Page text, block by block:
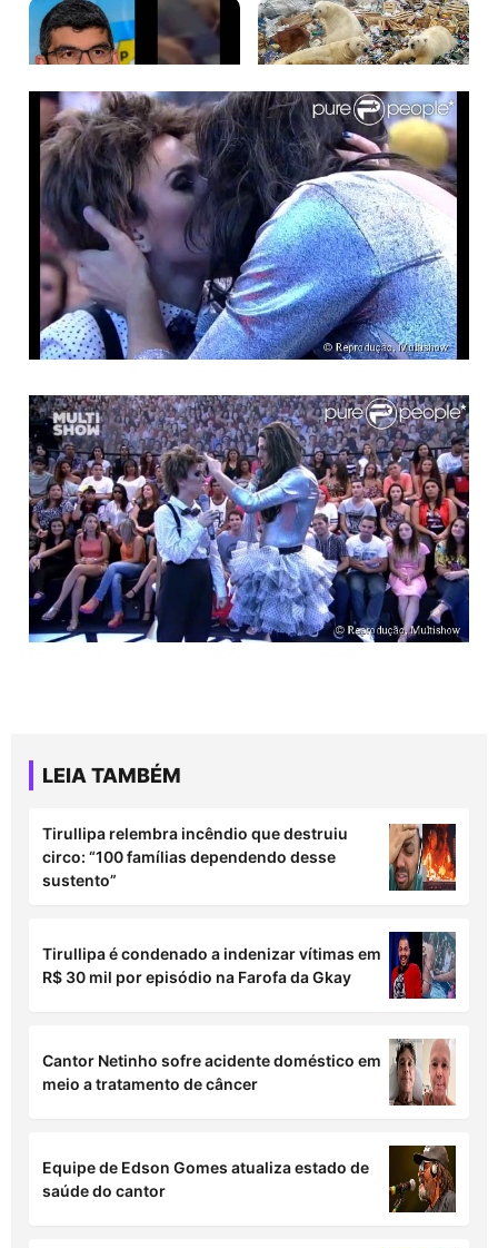
LEIA TAMBÉM
circo: “100 famílias dependendo desse
sustento”
Tirullipa é condenado a indenizar vítimas em
R$ 30 mil por episódio na Farofa da Gkay